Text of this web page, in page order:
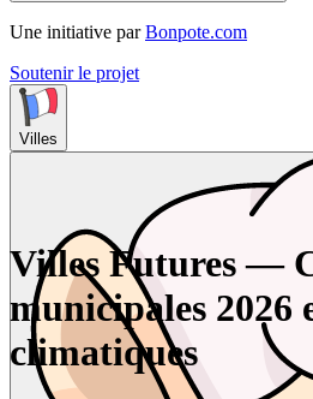
Une initiative par Bonpote.com
Soutenir le projet
Villes
Villes Futures —
municipales 2026
climatiques